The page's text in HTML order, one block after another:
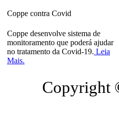
Coppe contra Covid
Coppe desenvolve sistema de
monitoramento que poderá ajudar
no tratamento da Covid-19. Leia
Mais.
Copyright